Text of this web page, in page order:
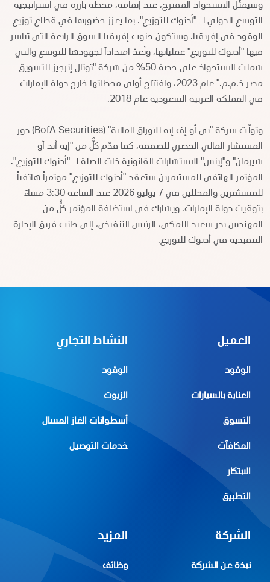
وسيمثّل الاستحواذ المقترح، عند إتمامه، محطة بارزة في استراتيجية
التوسع الدولي لـ "أدنوك للتوزيع"، بما يعزز حضورها في قطاع توزيع
الوقود في إفريقيا. وستكون جنوب إفريقيا السوق الرابعة التي تباشر
فيها "أدنوك للتوزيع" عملياتها، وتُعدّ امتداداً لجهودها للتوسع والتي
شملت الاستحواذ على حصة 50% من شركة "توتال إنرجيز للتسويق
مصر ذ.م.م." عام 2023، وافتتاح أولى محطاتها خارج دولة الإمارات
في المملكة العربية السعودية عام 2018.
وتولّت شركة "بي أو إف إيه للأوراق المالية" (BofA Securities) دور
المستشار المالي الحصري للصفقة، كما قدّم كلٌّ من "إيه آند أو
شيرمان" و"إينس" الاستشارات القانونية ذات الصلة لـ "أدنوك للتوزيع".
المؤتمر الهاتفي للمستثمرين ستعقد "أدنوك للتوزيع" مؤتمراً هاتفياً
للمستثمرين والمحللين في 7 يوليو 2026 عند الساعة 3:30 مساءً
بتوقيت دولة الإمارات. ويشارك في استضافة المؤتمر كلٌّ من
المهندس بدر سعيد اللمكي، الرئيس التنفيذي، إلى جانب فريق الإدارة
التنفيذية في أدنوك للتوزيع.
العميل
الوقود
العناية بالسيارات
التسوق
المكافآت
الابتكار
التطبيق
النشاط التجاري
الوقود
الزيوت
أسطوانات الغاز المسال
خدمات التوصيل
الشركة
نبذة عن الشركة
المزيد
وظائف